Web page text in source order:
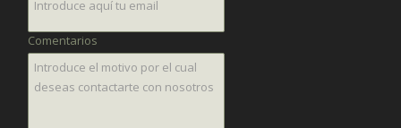
Comentarios